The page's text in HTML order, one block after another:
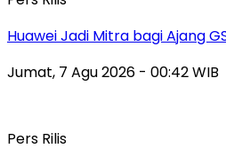
Huawei Jadi Mitra bagi Ajang
Jumat, 7 Agu 2026 - 00:42 WIB
Pers Rilis